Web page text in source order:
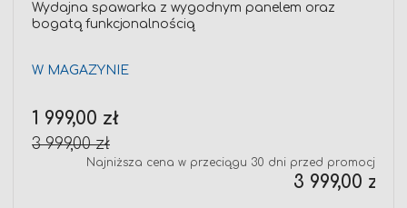
Wydajna spawarka z wygodnym panelem oraz
bogatą funkcjonalnością
W MAGAZYNIE
Cena
promocyjna
1 999,00 zł
3 999,00 zł
Najniższa cena w przeciągu 30 dni przed promocją:
3 999,00 zł